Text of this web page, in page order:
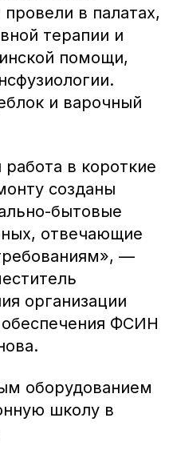
в палатах,
терапии и
помощи,
и варочный
в короткие
созданы
бытовые
отвечающие
—
организации
ФСИН
оборудованием
школу в